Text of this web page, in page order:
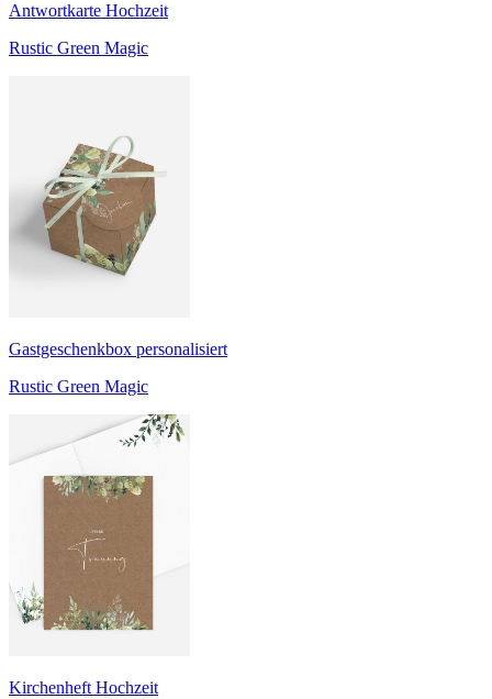
Antwortkarte Hochzeit
Rustic Green Magic
Gastgeschenkbox personalisiert
Rustic Green Magic
Kirchenheft Hochzeit